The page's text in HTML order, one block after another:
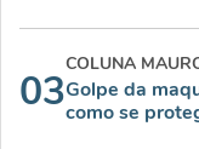
03
COLUNA
Golpe da
como se